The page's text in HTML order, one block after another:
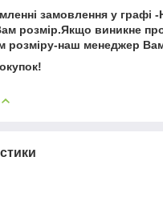
замовлення у графі -
розмір.Якщо виникне
розміру-наш менеджер